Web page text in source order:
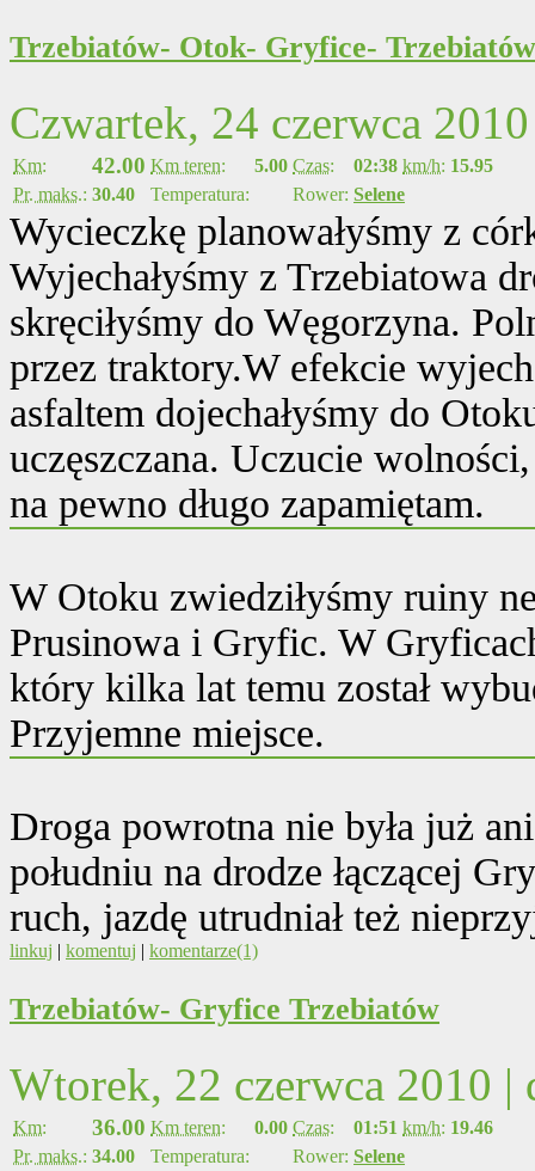
Trzebiatów- Otok- Gryfice- Trzebiatów
Czwartek, 24 czerwca
Km: 42.00 Km teren: 5.00 Czas: 02:38 km/h: 15.95
Pr. maks.: 30.40 Temperatura: Rower: Selene
Wycieczkę planowałyśmy z
Wyjechałyśmy z Trzebiatowa
skręciłyśmy do Węgorzyna.
przez traktory.W efekcie
asfaltem dojechałyśmy do
uczęszczana. Uczucie
na pewno długo zapamiętam.
W Otoku zwiedziłyśmy ruiny
Prusinowa i Gryfic. W
który kilka lat temu został
Przyjemne miejsce.
Droga powrotna nie była już
południu na drodze łączącej
ruch, jazdę utrudniał też
linkuj | komentuj | komentarze(1)
Trzebiatów- Gryfice Trzebiatów
Wtorek, 22 czerwca 2010 |
Km: 36.00 Km teren: 0.00 Czas: 01:51 km/h: 19.46
Pr. maks.: 34.00 Temperatura: Rower: Selene